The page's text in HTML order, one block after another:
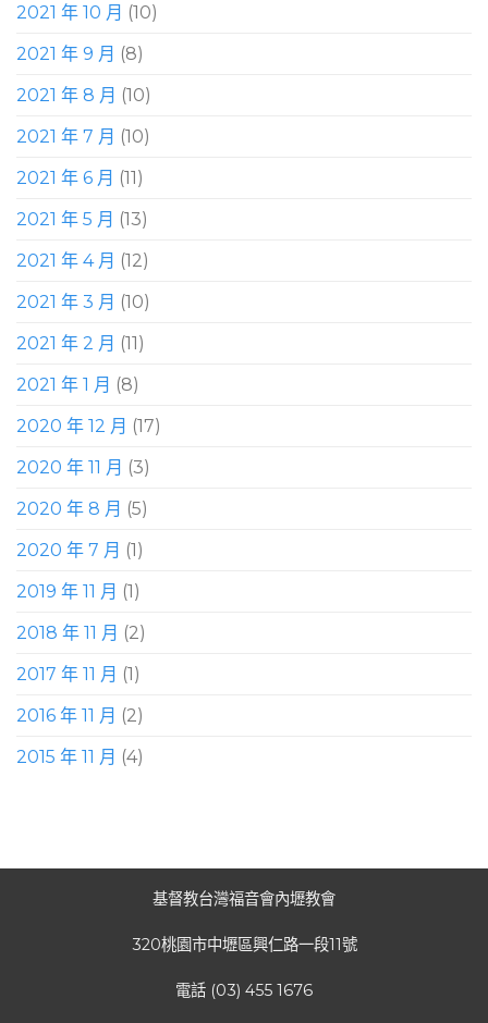
2021 年 10 月 (10)
2021 年 9 月 (8)
2021 年 8 月 (10)
2021 年 7 月 (10)
2021 年 6 月 (11)
2021 年 5 月 (13)
2021 年 4 月 (12)
2021 年 3 月 (10)
2021 年 2 月 (11)
2021 年 1 月 (8)
2020 年 12 月 (17)
2020 年 11 月 (3)
2020 年 8 月 (5)
2020 年 7 月 (1)
2019 年 11 月 (1)
2018 年 11 月 (2)
2017 年 11 月 (1)
2016 年 11 月 (2)
2015 年 11 月 (4)
基督教台灣福音會內壢教會
320桃園市中壢區興仁路一段11號
電話 (03) 455 1676